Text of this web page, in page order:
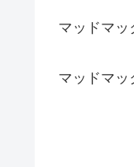
マッドマッ
マッドマッ